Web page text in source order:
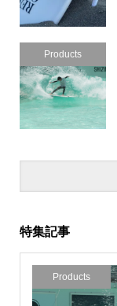
Products
特集記事
Products